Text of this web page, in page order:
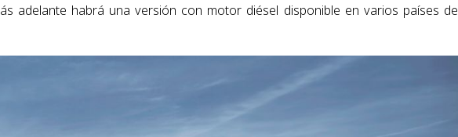
adelante habrá una versión con motor diésel disponible en varios países de